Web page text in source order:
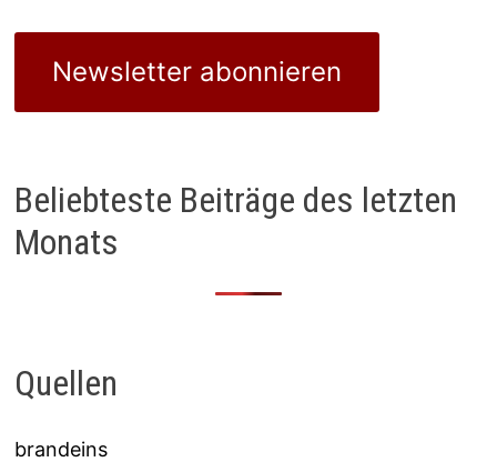
Newsletter abonnieren
Beliebteste Beiträge des letzten
Monats
Quellen
brandeins